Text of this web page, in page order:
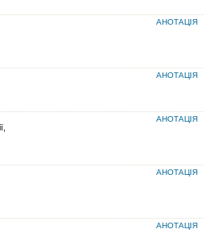
АНОТАЦІЯ
АНОТАЦІЯ
АНОТАЦІЯ
АНОТАЦІЯ
АНОТАЦІЯ